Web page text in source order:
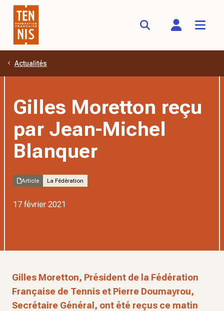
Aller au contenu principal
Actualités
Gilles Moretton reçu
par Jean-Michel
Blanquer
Article La Fédération
17 février 2021
Gilles Moretton, Président de la Fédération
Française de Tennis et Pierre Doumayrou,
Secrétaire Général, ont été reçus ce matin